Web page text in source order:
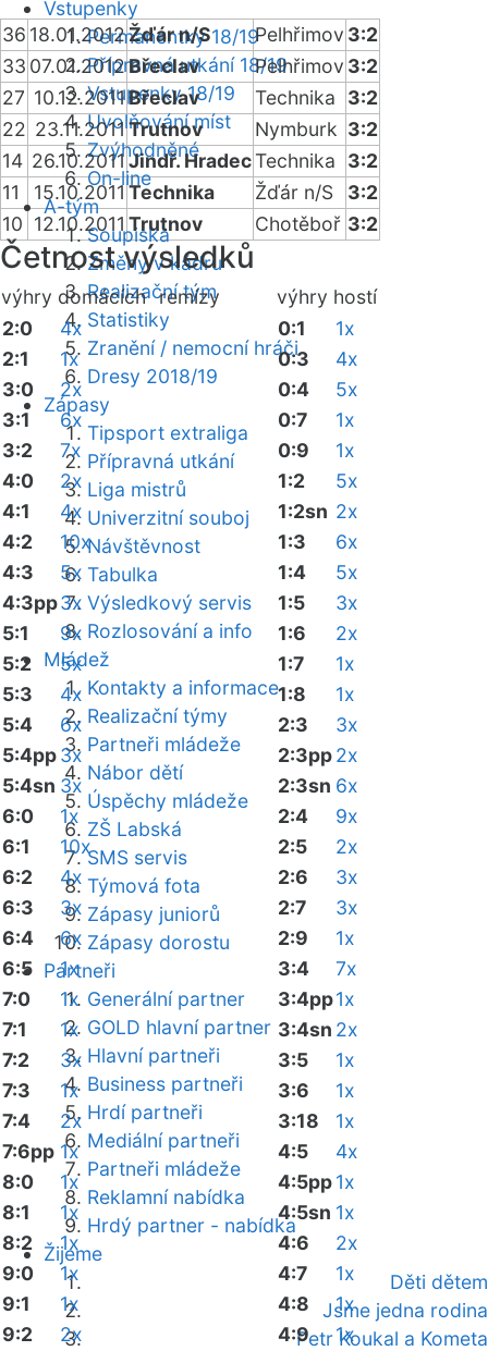
Vstupenky
Permanentky 18/19
Přípravná utkání 18/19
Vstupenky 18/19
Uvolňování míst
Zvýhodněné
On-line
A-tým
Soupiska
Změny v kádru
Realizační tým
Statistiky
Zranění / nemocní hráči
Dresy 2018/19
Zápasy
Tipsport extraliga
Přípravná utkání
Liga mistrů
Univerzitní souboj
Návštěvnost
Tabulka
Výsledkový servis
Rozlosování a info
Mládež
Kontakty a informace
Realizační týmy
Partneři mládeže
Nábor dětí
Úspěchy mládeže
ZŠ Labská
SMS servis
Týmová fota
Zápasy juniorů
Zápasy dorostu
Partneři
Generální partner
GOLD hlavní partner
Hlavní partneři
Business partneři
Hrdí partneři
Mediální partneři
Partneři mládeže
Reklamní nabídka
Hrdý partner - nabídka
Žijeme
Děti dětem
Jsme jedna rodina
Petr Koukal a Kometa
36 18.01.2012Žďár n/S Pelhřimov 3:2
33 07.01.2012Břeclav Pelhřimov 3:2
27 10.12.2011Břeclav Technika
3:2
22 23.11.2011 Trutnov Nymburk 3:2
14 26.10.2011Jindř. HradecTechnika
3:2
11
15.10.2011Technika Žďár n/S
3:2
10 12.10.2011 Trutnov Chotěboř 3:2
Četnost výsledků
výhry domácíchremízy výhry hostí
2:0
4x
2:1
1x
3:0
2x
3:1
6x
3:2
7x
4:0
2x
4:1
4x
4:2
10x
4:3
5x
4:3pp3x
5:1
9x
5:2
5x
5:3
4x
5:4
6x
5:4pp3x
5:4sn 3x
6:0
1x
6:1
10x
6:2
4x
6:3
3x
6:4
6x
6:5
1x
7:0
1x
7:1
1x
7:2
3x
7:3
1x
7:4
2x
7:6pp 1x
8:0
1x
8:1
1x
8:2
1x
9:0
1x
9:1
1x
9:2
2x
0:1
1x
0:3
4x
0:4
5x
0:7
1x
0:9
1x
1:2
5x
1:2sn 2x
1:3
6x
1:4
5x
1:5
3x
1:6
2x
1:7
1x
1:8
1x
2:3
3x
2:3pp2x
2:3sn 6x
2:4
9x
2:5
2x
2:6
3x
2:7
3x
2:9
1x
3:4
7x
3:4pp1x
3:4sn 2x
3:5
1x
3:6
1x
3:18
1x
4:5
4x
4:5pp1x
4:5sn 1x
4:6
2x
4:7
1x
4:8
1x
4:9
1x